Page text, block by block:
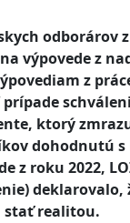
odborárov
výpovede z
z
ktorý
dohodnutú s
z roku 2022,
deklarovalo,
stať realitou.